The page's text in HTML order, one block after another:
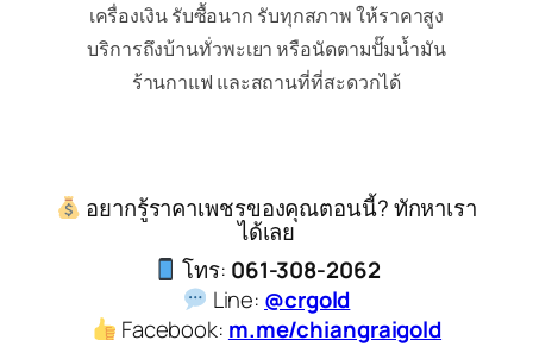
เครื่องเงิน รับซื้อนาก รับทุกสภาพ ให้ราคาสูง
บริการถึงบ้านทั่วพะเยา หรือนัดตามปั๊มน้ำมัน
ร้านกาแฟ และสถานที่ที่สะดวกได้
อยากรู้ราคาเพชรของคุณตอนนี้? ทักหาเรา
ได้เลย
โทร: 061-308-2062
Line: @crgold
Facebook: m.me/chiangraigold